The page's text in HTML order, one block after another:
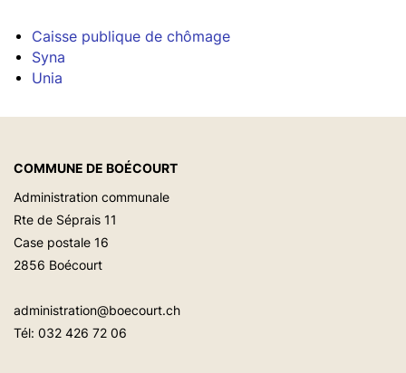
Caisse publique de chômage
Syna
Unia
COMMUNE DE BOÉCOURT
Administration communale
Rte de Séprais 11
Case postale 16
2856 Boécourt
administration@boecourt.ch
Tél: 032 426 72 06